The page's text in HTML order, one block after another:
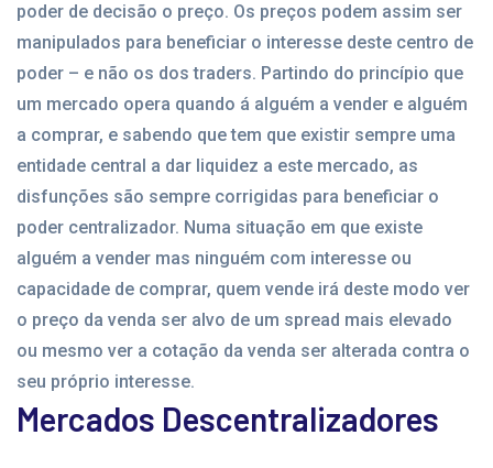
poder de decisão o preço. Os preços podem assim ser
manipulados para beneficiar o interesse deste centro de
poder – e não os dos traders. Partindo do princípio que
um mercado opera quando á alguém a vender e alguém
a comprar, e sabendo que tem que existir sempre uma
entidade central a dar liquidez a este mercado, as
disfunções são sempre corrigidas para beneficiar o
poder centralizador. Numa situação em que existe
alguém a vender mas ninguém com interesse ou
capacidade de comprar, quem vende irá deste modo ver
o preço da venda ser alvo de um spread mais elevado
ou mesmo ver a cotação da venda ser alterada contra o
seu próprio interesse.
Mercados Descentralizadores